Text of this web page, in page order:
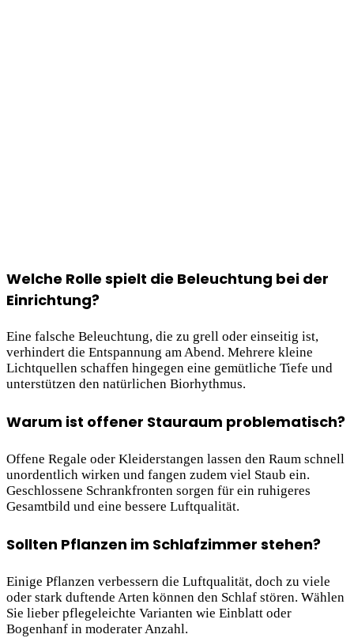
Welche Rolle spielt die Beleuchtung bei der
Einrichtung?
Eine falsche Beleuchtung, die zu grell oder einseitig ist,
verhindert die Entspannung am Abend. Mehrere kleine
Lichtquellen schaffen hingegen eine gemütliche Tiefe und
unterstützen den natürlichen Biorhythmus.
Warum ist offener Stauraum problematisch?
Offene Regale oder Kleiderstangen lassen den Raum schnell
unordentlich wirken und fangen zudem viel Staub ein.
Geschlossene Schrankfronten sorgen für ein ruhigeres
Gesamtbild und eine bessere Luftqualität.
Sollten Pflanzen im Schlafzimmer stehen?
Einige Pflanzen verbessern die Luftqualität, doch zu viele
oder stark duftende Arten können den Schlaf stören. Wählen
Sie lieber pflegeleichte Varianten wie Einblatt oder
Bogenhanf in moderater Anzahl.